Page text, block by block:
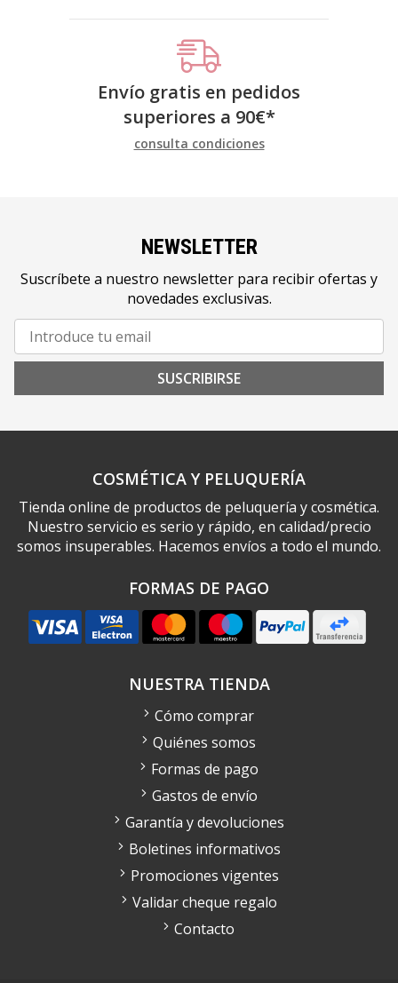
Envío gratis en pedidos
superiores a 90€*
consulta condiciones
NEWSLETTER
Suscríbete a nuestro newsletter para recibir ofertas y
novedades exclusivas.
SUSCRIBIRSE
COSMÉTICA Y PELUQUERÍA
Tienda online de productos de peluquería y cosmética.
Nuestro servicio es serio y rápido, en calidad/precio
somos insuperables. Hacemos envíos a todo el mundo.
FORMAS DE PAGO
NUESTRA TIENDA
Cómo comprar
Quiénes somos
Formas de pago
Gastos de envío
Garantía y devoluciones
Boletines informativos
Promociones vigentes
Validar cheque regalo
Contacto